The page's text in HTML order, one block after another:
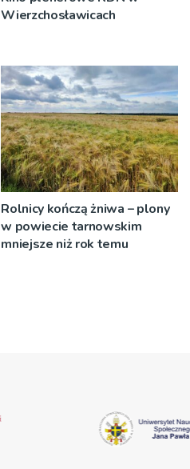
Wierzchosławicach
Rolnicy kończą żniwa – plony
w powiecie tarnowskim
mniejsze niż rok temu